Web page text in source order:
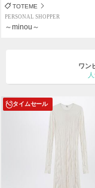
TOTEME
PERSONAL SHOPPER
～minou～
ワン
タイムセール